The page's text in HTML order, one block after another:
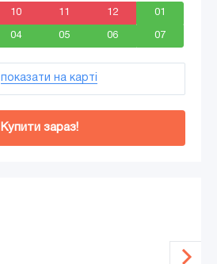
10 11 12 01
04 05 06 07
показати на карті
Купити зараз!